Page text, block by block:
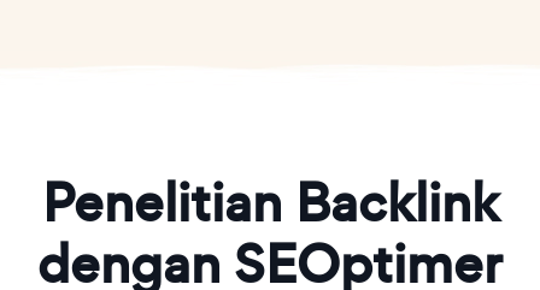
Penelitian Backlink
dengan SEOptimer